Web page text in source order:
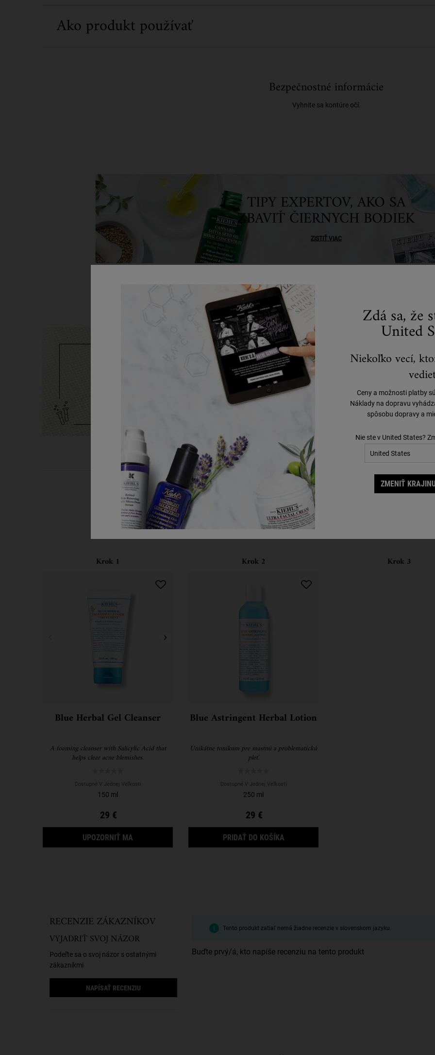
Ako produkt používať
Bezpečnostné informácie
Vyhnite sa kontúre očí.
TIPY EXPERTOV, AKO SA
ZBAVIŤ ČIERNYCH BODIEK
ZISTIŤ VIAC
Dokončite svoju rutinu
Krok 1
Blue Herbal Gel Cleanser
A foaming cleanser with Salicylic Acid that
helps clear acne blemishes.
Dostupné V Jednej Veľkosti
150 ml
29 €
UPOZORNIŤ MA KEĎ BUDE BLUE HERBAL GEL CLEANSER K DISPOZÍCII
Krok 2
Blue Astringent Herbal Lotion
Unikátne tonikum pre mastnú a problematickú
pleť.
Dostupné V Jednej Veľkosti
250 ml
29 €
PRIDAŤ DO KOŠÍKA
Krok 3
RECENZIE ZÁKAZNÍKOV
VYJADRIŤ SVOJ NÁZOR
Podeľte sa o svoj názor s ostatnými
zákazníkmi
NAPÍSAŤ RECENZIU
Tento produkt zatiaľ nemá žiadne recenzie v slovenskom jazyku.
Buďte prvý/á, kto napíše recenziu na tento produkt
Zdá sa, že
United
Niekoľko vecí,
Ceny a možnosti platby
Náklady na dopravu
spôsobu dopravy a
Nie ste v United States?
ZMENIŤ